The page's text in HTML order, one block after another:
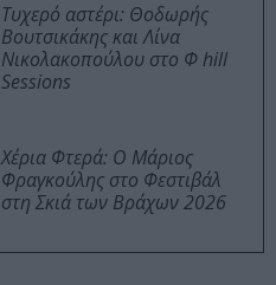
Τυχερό αστέρι: Θοδωρής
Βουτσικάκης και Λίνα
Νικολακοπούλου στο Φ hill
Sessions
Χέρια Φτερά: Ο Μάριος
Φραγκούλης στο Φεστιβάλ
στη Σκιά των Βράχων 2026